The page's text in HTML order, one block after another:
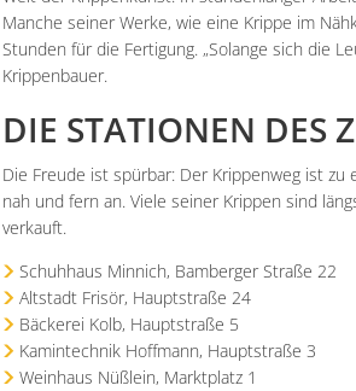
Manche seiner Werke, wie eine Krippe im
Stunden für die Fertigung. „Solange sich die
Krippenbauer.
DIE STATIONEN DES
Die Freude ist spürbar: Der Krippenweg ist
nah und fern an. Viele seiner Krippen sind
verkauft.
Schuhhaus Minnich, Bamberger Straße 22
Altstadt Frisör, Hauptstraße 24
Bäckerei Kolb, Hauptstraße 5
Kamintechnik Hoffmann, Hauptstraße 3
Weinhaus Nüßlein, Marktplatz 1